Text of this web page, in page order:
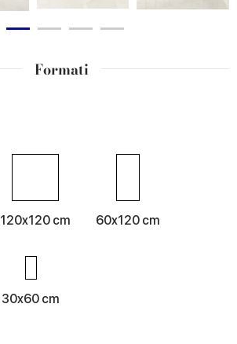
Formati
120x120 cm 60x120 cm
30x60 cm